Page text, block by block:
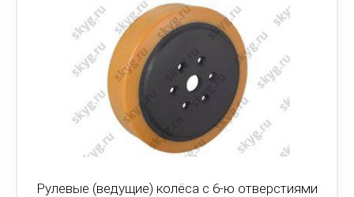
Рулевые (ведущие) колёса с 6-ю отверстиями